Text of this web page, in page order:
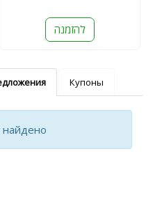
להזמנה
Купоны
найдено